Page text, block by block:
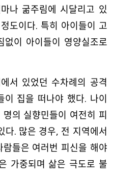
나 굶주림에 시달리고 있
도이다. 특히 아이들이 고
이 아이들이 영양실조로
서 있었던 수차례의 공격
집을 떠나야 했다. 나이
의 실향민들이 여전히 피
다. 많은 경우, 전 지역에서
들은 여러번 피신을 해야
가중되며 삶은 극도로 불